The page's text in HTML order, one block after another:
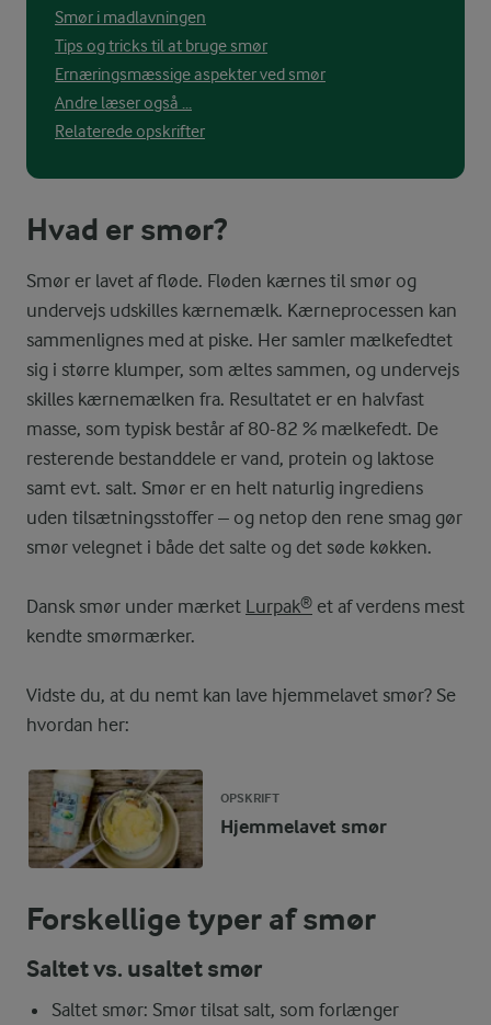
Smør i madlavningen
Tips og tricks til at bruge smør
Ernæringsmæssige aspekter ved smør
Andre læser også ...
Relaterede opskrifter
Hvad er smør?
Smør er lavet af fløde. Fløden kærnes til smør og
undervejs udskilles kærnemælk. Kærneprocessen kan
sammenlignes med at piske. Her samler mælkefedtet
sig i større klumper, som æltes sammen, og undervejs
skilles kærnemælken fra. Resultatet er en halvfast
masse, som typisk består af 80-82 % mælkefedt. De
resterende bestanddele er vand, protein og laktose
samt evt. salt. Smør er en helt naturlig ingrediens
uden tilsætningsstoffer – og netop den rene smag gør
smør velegnet i både det salte og det søde køkken.
Dansk smør under mærket Lurpak® et af verdens mest
kendte smørmærker.
Vidste du, at du nemt kan lave hjemmelavet smør? Se
hvordan her:
OPSKRIFT
Hjemmelavet smør
Forskellige typer af smør
Saltet vs. usaltet smør
Saltet smør: Smør tilsat salt, som forlænger